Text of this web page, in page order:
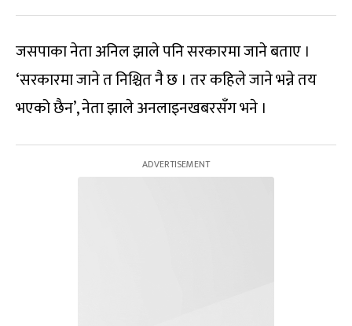
जसपाका नेता अनिल झाले पनि सरकारमा जाने बताए ।
‘सरकारमा जाने त निश्चित नै छ । तर कहिले जाने भन्ने तय
भएको छैन’, नेता झाले अनलाइनखबरसँग भने ।